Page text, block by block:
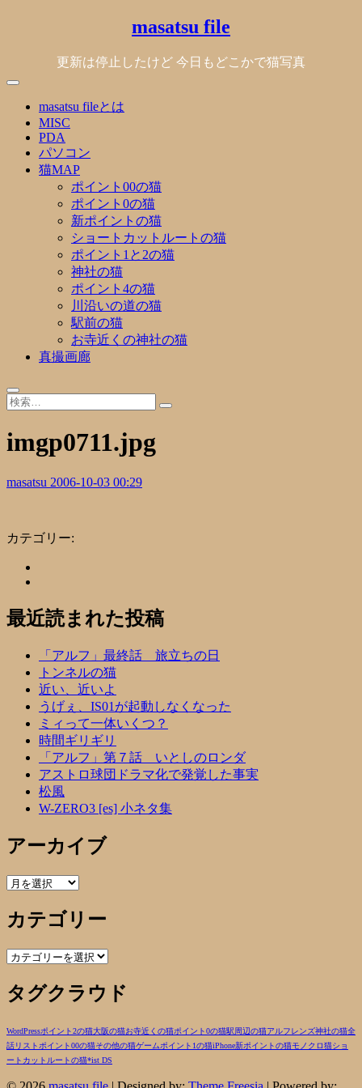
masatsu file
更新は停止したけど 今日もどこかで猫写真
masatsu fileとは
MISC
PDA
パソコン
猫MAP
ポイント00の猫
ポイント0の猫
新ポイントの猫
ショートカットルートの猫
ポイント1と2の猫
神社の猫
ポイント4の猫
川沿いの道の猫
駅前の猫
お寺近くの神社の猫
真撮画廊
imgp0711.jpg
masatsu 2006-10-03 00:29
カテゴリー:
最近読まれた投稿
「アルフ」最終話 旅立ちの日
トンネルの猫
近い、近いよ
うげぇ、IS01が起動しなくなった
ミィって一体いくつ？
時間ギリギリ
「アルフ」第７話 いとしのロンダ
アストロ球団ドラマ化で発覚した事実
松風
W-ZERO3 [es] 小ネタ集
アーカイブ
ア
カ
イ
ブ
カテゴリー
カ
ゴ
リ
タグクラウド
WordPressポイント2の猫大阪の猫お寺近くの猫ポイント0の猫駅周辺の猫アルフレンズ神社の猫全
話リスト ポイント00の猫その他の猫ゲームポイント1の猫iPhone新ポイントの猫モノクロ猫ショ
ートカットルートの猫*ist DS